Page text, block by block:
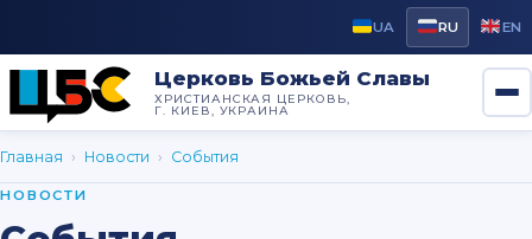
UA RU EN
Церковь Божьей Славы
ХРИСТИАНСКАЯ ЦЕРКОВЬ,
Г. КИЕВ, УКРАИНА
Главная › Новости › Cобытия
НОВОСТИ